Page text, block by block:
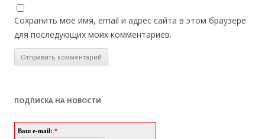
Сохранить моё имя, email и адрес сайта в этом браузере
для последующих моих комментариев.
ПОДПИСКА НА НОВОСТИ
Ваш e-mail: *